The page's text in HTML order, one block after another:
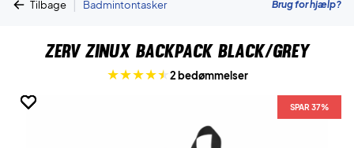
Tilbage | Badmintontasker Brug for hjælp?
ZERV Zinux Backpack Black/Grey
2 bedømmelser
SPAR 37%
SPAR 37%
SPAR 37%
SPAR 37%
SPAR 37%